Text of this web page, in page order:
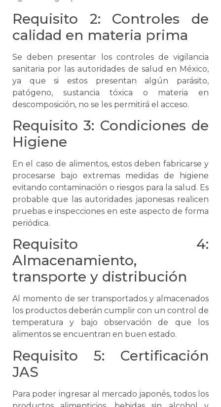
Requisito 2: Controles de
calidad en materia prima
Se deben presentar los controles de vigilancia
sanitaria por las autoridades de salud en México,
ya que si estos presentan algún parásito,
patógeno, sustancia tóxica o materia en
descomposición, no se les permitirá el acceso.
Requisito 3: Condiciones de
Higiene
En el caso de alimentos, estos deben fabricarse y
procesarse bajo extremas medidas de higiene
evitando contaminación o riesgos para la salud. Es
probable que las autoridades japonesas realicen
pruebas e inspecciones en este aspecto de forma
periódica.
Requisito 4:
Almacenamiento,
transporte y distribución
Al momento de ser transportados y almacenados
los productos deberán cumplir con un control de
temperatura y bajo observación de que los
alimentos se encuentran en buen estado.
Requisito 5: Certificación
JAS
Para poder ingresar al mercado japonés, todos los